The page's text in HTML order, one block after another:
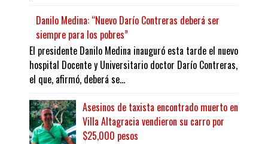
Danilo Medina: “Nuevo Darío Contreras deberá ser
siempre para los pobres”
El presidente Danilo Medina inauguró esta tarde el nuevo
hospital Docente y Universitario doctor Darío Contreras,
el que, afirmó, deberá se...
Asesinos de taxista encontrado muerto en
Villa Altagracia vendieron su carro por
$25,000 pesos